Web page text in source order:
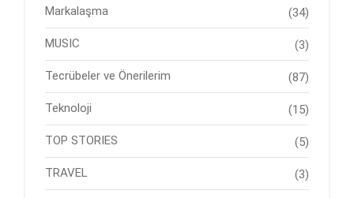
Markalaşma (34)
MUSIC (3)
Tecrübeler ve Önerilerim (87)
Teknoloji (15)
TOP STORIES (5)
TRAVEL (3)